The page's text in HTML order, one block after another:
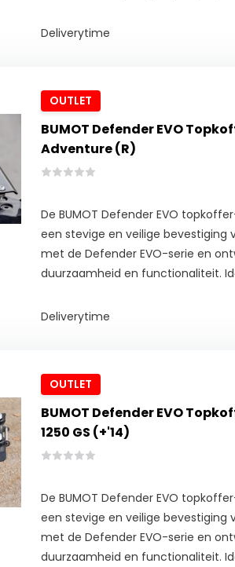
Deliverytime
OUTLET
BUMOT Defender EVO
Adventure (R)
De BUMOT Defender EVO
een stevige en veilige bevestiging
met de Defender EVO-serie en
duurzaamheid en functionaliteit.
Deliverytime
OUTLET
BUMOT Defender EVO
1250 GS (+'14)
De BUMOT Defender EVO
een stevige en veilige bevestiging
met de Defender EVO-serie en
duurzaamheid en functionaliteit.